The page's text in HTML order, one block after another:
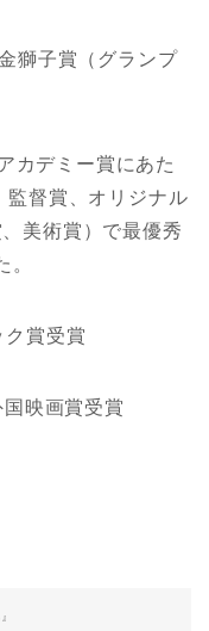
獅子賞（グランプ
カデミー賞にあた
監督賞、オリジナル
美術賞）で最優秀
。
賞受賞
映画賞受賞